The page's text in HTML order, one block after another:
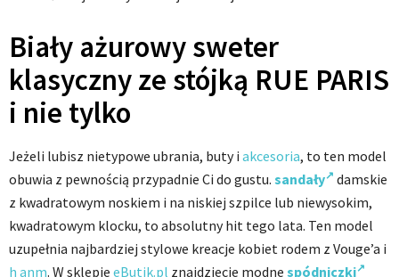
Biały ażurowy sweter
klasyczny ze stójką RUE PARIS
i nie tylko
Jeżeli lubisz nietypowe ubrania, buty i akcesoria, to ten model
obuwia z pewnością przypadnie Ci do gustu. sandały
damskie
z kwadratowym noskiem i na niskiej szpilce lub niewysokim,
kwadratowym klocku, to absolutny hit tego lata. Ten model
uzupełnia najbardziej stylowe kreacje kobiet rodem z Vouge’a i
h anm. W sklepie eButik.pl znajdziecie modne spódniczki